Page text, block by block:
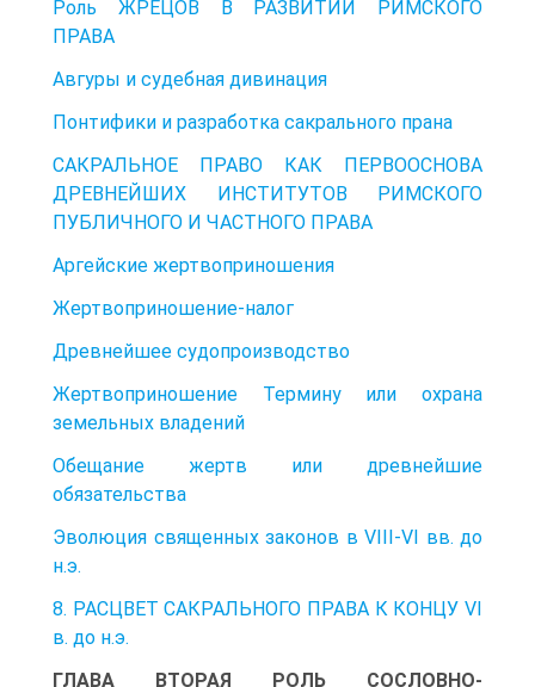
Роль ЖРЕЦОВ В РАЗВИТИИ РИМСКОГО
ПРАВА
Авгуры и судебная дивинация
Понтифики и разработка сакрального прана
САКРАЛЬНОЕ ПРАВО КАК ПЕРВООСНОВА
ДРЕВНЕЙШИХ ИНСТИТУТОВ РИМСКОГО
ПУБЛИЧНОГО И ЧАСТНОГО ПРАВА
Аргейские жертвоприношения
Жертвоприношение-налог
Древнейшее судопроизводство
Жертвоприношение Термину или охрана
земельных владений
Обещание жертв или древнейшие
обязательства
Эволюция священных законов в VIII-VI вв. до
н.э.
8. РАСЦВЕТ САКРАЛЬНОГО ПРАВА К КОНЦУ VI
в. до н.э.
ГЛАВА ВТОРАЯ РОЛЬ СОСЛОВНО-